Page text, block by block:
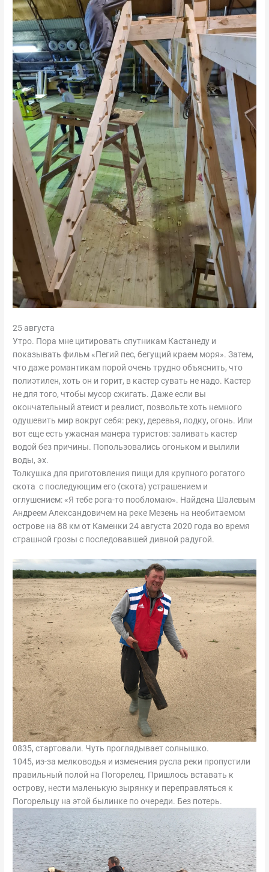
25 августа
Утро. Пора мне цитировать спутникам Кастанеду и
показывать фильм «Пегий пес, бегущий краем моря». Затем,
что даже романтикам порой очень трудно объяснить, что
полиэтилен, хоть он и горит, в кастер сувать не надо. Кастер
не для того, чтобы мусор сжигать. Даже если вы
окончательный атеист и реалист, позвольте хоть немного
одушевить мир вокруг себя: реку, деревья, лодку, огонь. Или
вот еще есть ужасная манера туристов: заливать кастер
водой без причины. Попользовались огоньком и вылили
воды, эх.
Толкушка для приготовления пищи для крупного рогатого
скота с последующим его (скота) устрашением и
оглушением: «Я тебе рога-то пообломаю». Найдена Шалевым
Андреем Александовичем на реке Мезень на необитаемом
острове на 88 км от Каменки 24 августа 2020 года во время
страшной грозы с последовавшей дивной радугой.
0835, стартовали. Чуть проглядывает солнышко.
1045, из-за мелководья и изменения русла реки пропустили
правильный полой на Погорелец. Пришлось вставать к
острову, нести маленькую зырянку и переправляться к
Погорельцу на этой былинке по очереди. Без потерь.